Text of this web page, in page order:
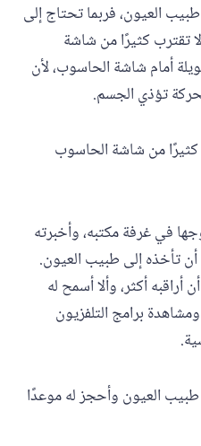
العيون، فربما تحتاج إلى
تقترب كثيرًا من شاشة
أمام شاشة الحاسوب، لأن
تؤذي الجسم.
كثيرًا من شاشة الحاسوب
في غرفة مكتبه، وأخبرته
أن تأخذه إلى طبيب العيون.
أكثر، وألا أسمح له
برامج التلفزيون
العيون وأحجز له موعدًا